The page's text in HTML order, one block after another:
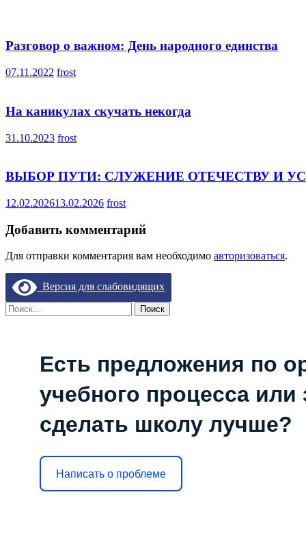
Разговор о важном: День народного единства
07.11.2022 frost
На каникулах скучать некогда
31.10.2023 frost
ВЫБОР ПУТИ: СЛУЖЕНИЕ ОТЕЧЕСТВУ И
12.02.202613.02.2026 frost
Добавить комментарий
Для отправки комментария вам необходимо авторизоваться.
Версия для слабовидящих
Найти:
Есть предложения по
учебного процесса или
сделать школу лучше?
Написать о проблеме